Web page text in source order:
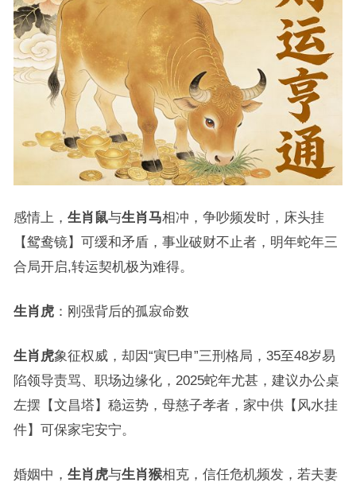
感情上， 生肖鼠与生肖马相冲，争吵频发时，床头挂
【鸳鸯镜】可缓和矛盾，事业破财不止者，明年蛇年三
合局开启,转运契机极为难得。
生肖虎：刚强背后的孤寂命数
生肖虎象征权威，却因“寅巳申”三刑格局，35至48岁易
陷领导责骂、职场边缘化，2025蛇年尤甚，建议办公桌
左摆【文昌塔】稳运势，母慈子孝者，家中供【风水挂
件】可保家宅安宁。
婚姻中， 生肖虎与生肖猴相克，信任危机频发，若夫妻